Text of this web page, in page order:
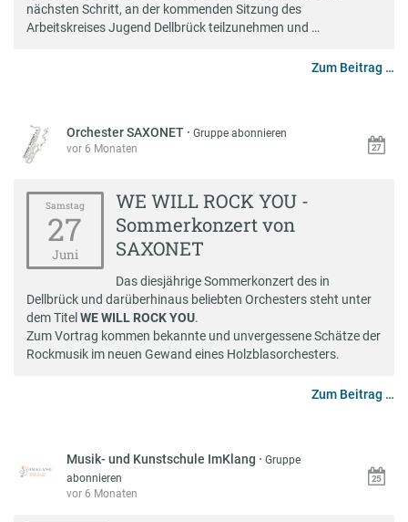
nächsten Schritt, an der kommenden Sitzung des
Arbeitskreises Jugend Dellbrück teilzunehmen und …
Zum Beitrag …
Orchester SAXONET ·Gruppe abonnieren
vor 6 Monaten
Samstag
27
Juni
WE WILL ROCK YOU -
Sommerkonzert von
SAXONET
Das diesjährige Sommerkonzert des in
Dellbrück und darüberhinaus beliebten Orchesters steht unter
dem Titel WE WILL ROCK YOU.
Zum Vortrag kommen bekannte und unvergessene Schätze der
Rockmusik im neuen Gewand eines Holzblasorchesters.
Zum Beitrag …
Musik- und Kunstschule ImKlang ·Gruppe
abonnieren
vor 6 Monaten